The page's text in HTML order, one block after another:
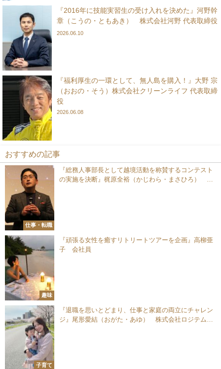
『2016年に技能実習生の受け入れを決めた』河野幹
章（こうの・ともあき） 株式会社河野 代表取締役
2026.06.10
『福利厚生の一環として、無人島を購入！』大野 宗
（おおの・そう）株式会社クリーンライフ 代表取締
役
2026.06.08
おすすめの記事
仕事・転職
『総務人事部長として越境活動を称賛するコンテスト
の実施を決断』梶原全裕（かじわら・まさひろ）
趣味
『頑張る女性を癒すリトリートツアーを企画』高柳亜
子 会社員
子育て
『退職を思いとどまり、仕事と家庭の両立にチャレン
ジ』尾形愛結（おがた・あゆ） 株式会社ロジテム九